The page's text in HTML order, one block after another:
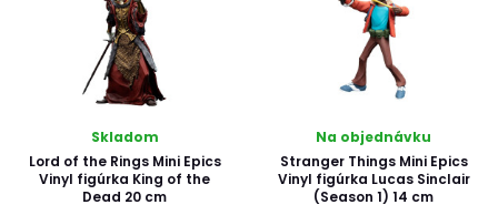
Skladom
Lord of the Rings Mini Epics
Vinyl figúrka King of the
Dead 20 cm
Na objednávku
Stranger Things Mini Epics
Vinyl figúrka Lucas Sinclair
(Season 1) 14 cm